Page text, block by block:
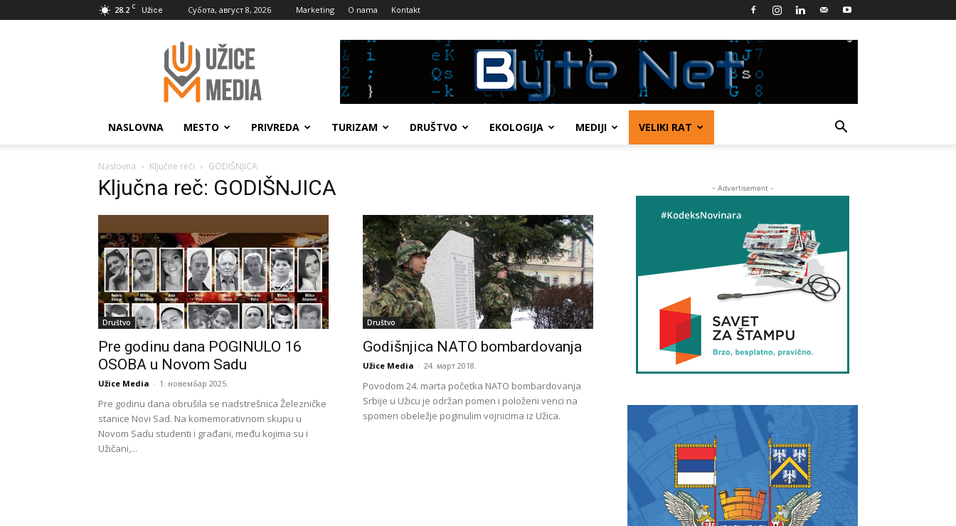
28.2 C Užice Субота, август 8, 2026 Marketing O nama Kontakt
UžiceMedia
NASLOVNA MESTO PRIVREDA TURIZAM DRUŠTVO EKOLOGIJA MEDIJI VELIKI RAT
Naslovna Ključne reči GODIŠNJICA
Ključna reč: GODIŠNJICA
Društvo
Pre godinu dana POGINULO 16
OSOBA u Novom Sadu
Užice Media - 1. новембар 2025.
Pre godinu dana obrušila se nadstrešnica Železničke
stanice Novi Sad. Na komemorativnom skupu u
Novom Sadu studenti i građani, među kojima su i
Užičani,...
Društvo
Godišnjica NATO bombardovanja
Užice Media - 24. март 2018.
Povodom 24. marta početka NATO bombardovanja
Srbije u Užicu je održan pomen i položeni venci na
spomen obeležje poginulim vojnicima iz Užica.
- Advertisement -